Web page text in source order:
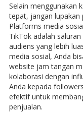
Selain menggunakan
tepat, jangan lupakan
Platforms media
TikTok adalah
audiens yang lebih
media sosial, Anda
website jam tangan
kolaborasi dengan
Anda kepada
efektif untuk
penjualan.